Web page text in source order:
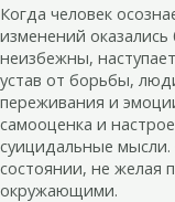
Когда человек
изменений
неизбежны,
устав от борьбы,
переживания и
самооценка и
суицидальные
состоянии, не желая
окружающими.